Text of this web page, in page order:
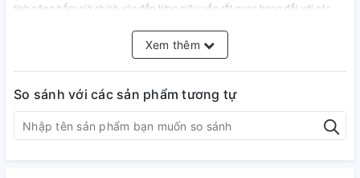
tính năng bấm giờ chính xác đến từng giây, vốn rất quan trọng đối với các
bấm giờ được đo đến từng mili giây tới điện thoại thông minh của bạn. Đèn
LED chiếu sáng cực mạnh giúp bạn dễ dàng xem mặt đồng hồ kim-số và hệ
thống Tough Solar giúp bạn sạc đầy và tiếp tục chạy ngay cả khi thực hiện
nhiều chức năng chỉ bằng một lượng ánh sáng nhỏ.
Thông tin cơ bản
Xem thêm
So sánh với các sản phẩm tương tự